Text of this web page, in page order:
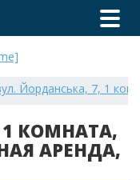
Йорданська, 7, 1
КОМНАТА,
АРЕНДА,